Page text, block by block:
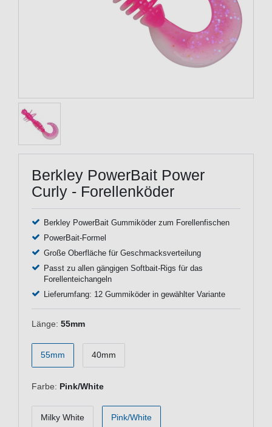
Berkley PowerBait Power
Curly - Forellenköder
Berkley PowerBait Gummiköder zum Forellenfischen
PowerBait-Formel
Große Oberfläche für Geschmacksverteilung
Passt zu allen gängigen Softbait-Rigs für das
Forellenteichangeln
Lieferumfang: 12 Gummiköder in gewählter Variante
Länge: 55mm
55mm 40mm
Farbe: Pink/White
Milky White Pink/White